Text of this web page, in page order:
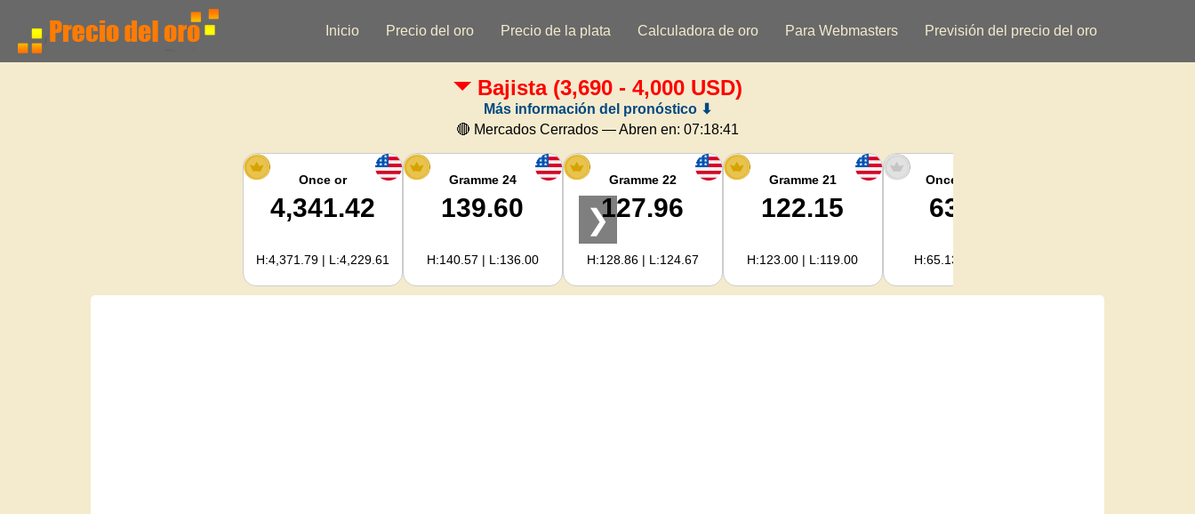
Inicio Precio del oro Precio de la plata Calculadora de oro Para Webmasters Previsión del precio del oro
Bajista(3,690 - 4,000 USD)
Más información del pronóstico ⬇
🔴 Mercados Cerrados — Abren en: 07:18:41
Once or
4,341.42
H:4,371.79 | L:4,229.61
Gramme 24
139.60
H:140.57 | L:136.00
Gramme 22
127.96
H:128.86 | L:124.67
Gramme 21
122.15
H:123.00 | L:119.00
Once argent
63.47
H:65.13 | L:61.15
❯